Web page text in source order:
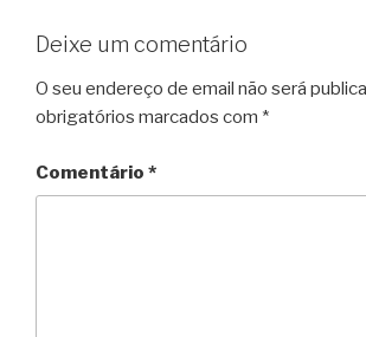
Deixe um comentário
O seu endereço de email não será
obrigatórios marcados com *
Comentário *